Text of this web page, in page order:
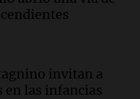
a nivel
muchas
invitan a
en las infancias